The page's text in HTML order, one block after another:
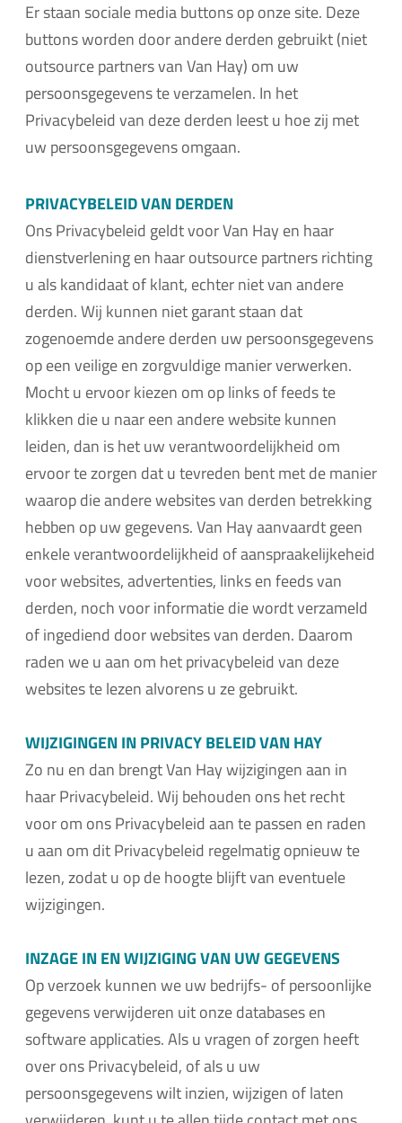
Er staan sociale media buttons op onze site. Deze
buttons worden door andere derden gebruikt (niet
outsource partners van Van Hay) om uw
persoonsgegevens te verzamelen. In het
Privacybeleid van deze derden leest u hoe zij met
uw persoonsgegevens omgaan.
PRIVACYBELEID VAN DERDEN
Ons Privacybeleid geldt voor Van Hay en haar
dienstverlening en haar outsource partners richting
u als kandidaat of klant, echter niet van andere
derden. Wij kunnen niet garant staan dat
zogenoemde andere derden uw persoonsgegevens
op een veilige en zorgvuldige manier verwerken.
Mocht u ervoor kiezen om op links of feeds te
klikken die u naar een andere website kunnen
leiden, dan is het uw verantwoordelijkheid om
ervoor te zorgen dat u tevreden bent met de manier
waarop die andere websites van derden betrekking
hebben op uw gegevens. Van Hay aanvaardt geen
enkele verantwoordelijkheid of aanspraakelijkeheid
voor websites, advertenties, links en feeds van
derden, noch voor informatie die wordt verzameld
of ingediend door websites van derden. Daarom
raden we u aan om het privacybeleid van deze
websites te lezen alvorens u ze gebruikt.
WIJZIGINGEN IN PRIVACY BELEID VAN HAY
Zo nu en dan brengt Van Hay wijzigingen aan in
haar Privacybeleid. Wij behouden ons het recht
voor om ons Privacybeleid aan te passen en raden
u aan om dit Privacybeleid regelmatig opnieuw te
lezen, zodat u op de hoogte blijft van eventuele
wijzigingen.
INZAGE IN EN WIJZIGING VAN UW GEGEVENS
Op verzoek kunnen we uw bedrijfs- of persoonlijke
gegevens verwijderen uit onze databases en
software applicaties. Als u vragen of zorgen heeft
over ons Privacybeleid, of als u uw
persoonsgegevens wilt inzien, wijzigen of laten